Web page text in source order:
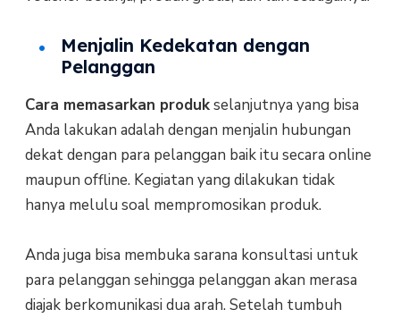
Menjalin Kedekatan dengan
Pelanggan
Cara memasarkan produkselanjutnya yang bisa
Anda lakukan adalah dengan menjalin hubungan
dekat dengan para pelanggan baik itu secara online
maupun offline. Kegiatan yang dilakukan tidak
hanya melulu soal mempromosikan produk.
Anda juga bisa membuka sarana konsultasi untuk
para pelanggan sehingga pelanggan akan merasa
diajak berkomunikasi dua arah. Setelah tumbuh